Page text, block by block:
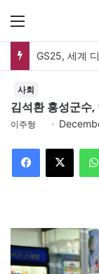
사회
김석환 홍성군수
이주형